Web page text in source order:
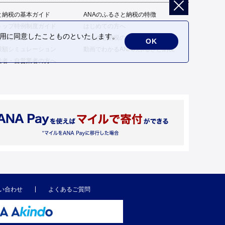
納税の基本ガイド
ANAのふるさと納税の特徴
ップ特例制度ガイド
のしかた
ふるさと納税の流れ
額シミュレーション
動画でわかるANAのふるさと納税
者・自営業者の方へ
合わせ よくあるご質問
同意したことものといたします。
OK